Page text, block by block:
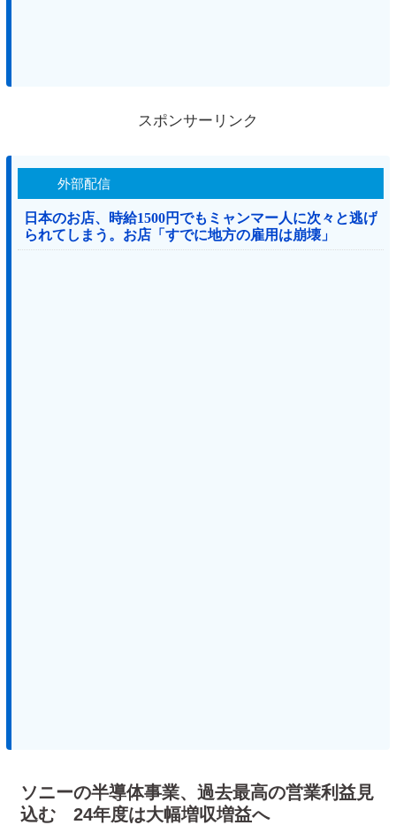
スポンサーリンク
外部配信
日本のお店、時給1500円でもミャンマー人に次々と逃げ
られてしまう。お店「すでに地方の雇用は崩壊」
ソニーの半導体事業、過去最高の営業利益見
込む 24年度は大幅増収増益へ